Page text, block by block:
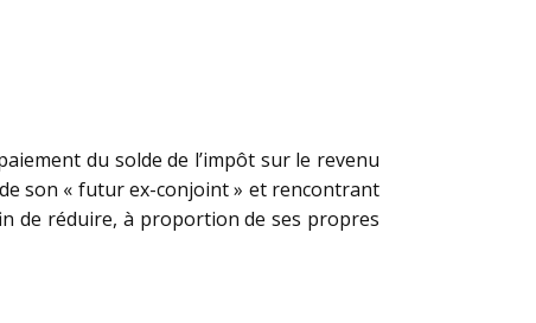
du solde de l’impôt sur le revenu
son « futur ex-conjoint » et rencontrant
de réduire, à proportion de ses propres